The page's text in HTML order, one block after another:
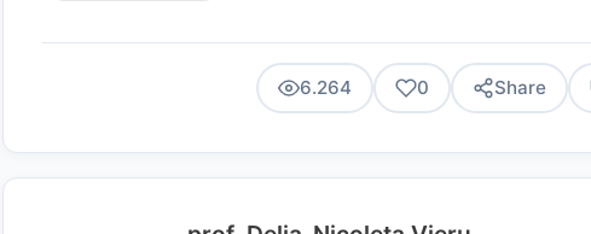
6.264 0 Share